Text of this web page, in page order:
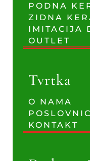
PODNA
ZIDNA
IMITACIJA
OUTLET
Tvrtka
O NAMA
KONTAKT